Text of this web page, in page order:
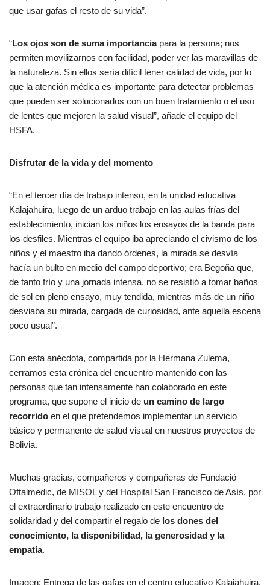
que usar gafas el resto de su vida”.
“Los ojos son de suma importanciapara la persona; nos
permiten movilizarnos con facilidad, poder ver las maravillas de
la naturaleza. Sin ellos sería difícil tener calidad de vida, por lo
que la atención médica es importante para detectar problemas
que pueden ser solucionados con un buen tratamiento o el uso
de lentes que mejoren la salud visual”, añade el equipo del
HSFA.
Disfrutar de la vida y del momento
“En el tercer día de trabajo intenso, en la unidad educativa
Kalajahuira, luego de un arduo trabajo en las aulas frías del
establecimiento, inician los niños los ensayos de la banda para
los desfiles. Mientras el equipo iba apreciando el civismo de los
niños y el maestro iba dando órdenes, la mirada se desvía
hacía un bulto en medio del campo deportivo; era Begoña que,
de tanto frío y una jornada intensa, no se resistió a tomar baños
de sol en pleno ensayo, muy tendida, mientras más de un niño
desviaba su mirada, cargada de curiosidad, ante aquella escena
poco usual”.
Con esta anécdota, compartida por la Hermana Zulema,
cerramos esta crónica del encuentro mantenido con las
personas que tan intensamente han colaborado en este
programa, que supone el inicio de un camino de largo
recorrido en el que pretendemos implementar un servicio
básico y permanente de salud visual en nuestros proyectos de
Bolivia.
Muchas gracias, compañeros y compañeras de Fundació
Oftalmedic, de MISOL y del Hospital San Francisco de Asís, por
el extraordinario trabajo realizado en este encuentro de
solidaridad y del compartir el regalo de los dones del
conocimiento, la disponibilidad, la generosidad y la
empatía.
Imagen: Entrega de las gafas en el centro educativo Kalajahuira.